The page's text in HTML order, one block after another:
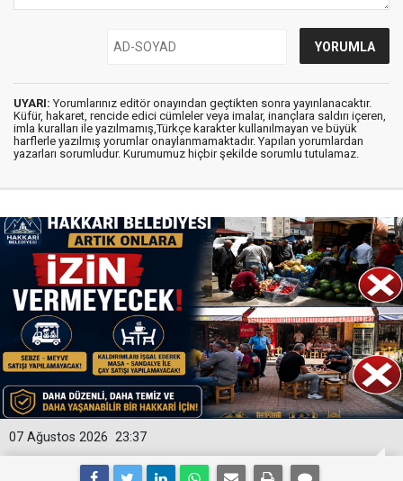
UYARI: Yorumlarınız editör onayından geçtikten sonra yayınlanacaktır.
Küfür, hakaret, rencide edici cümleler veya imalar, inançlara saldırı içeren,
imla kuralları ile yazılmamış,Türkçe karakter kullanılmayan ve büyük
harflerle yazılmış yorumlar onaylanmamaktadır. Yapılan yorumlardan
yazarları sorumludur. Kurumumuz hiçbir şekilde sorumlu tutulamaz.
23:37
07 Ağustos 2026